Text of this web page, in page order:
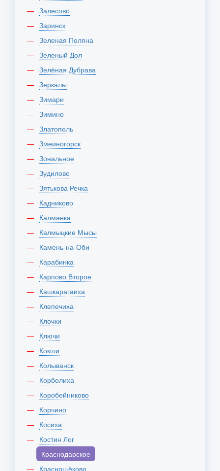
Залесово
Заринск
Зеленая Поляна
Зеленый Дол
Зелёная Дубрава
Зеркалы
Зимари
Зимино
Златополь
Змеиногорск
Зональное
Зудилово
Зятькова Речка
Кадниково
Калманка
Калмыцкие Мысы
Камень-на-Оби
Карабинка
Карпово Второе
Кашкарагаиха
Клепечиха
Клочки
Ключи
Кокши
Колыванск
Корболиха
Коробейниково
Корчино
Косиха
Костин Лог
Краснодарское
Краснощёково